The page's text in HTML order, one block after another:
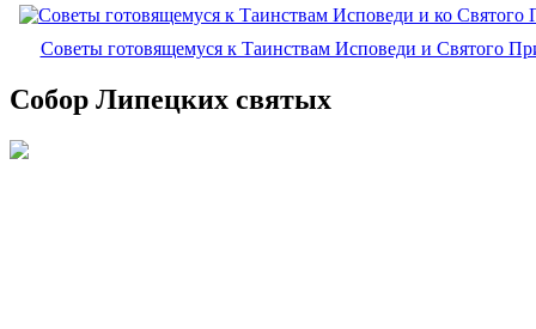
Советы готовящемуся к Таинствам Исповеди и Святого
Собор Липецких святых